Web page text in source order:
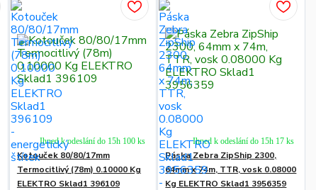
Kotouček 80/80/17mm
Termocitlivý (78m) 0.10000 Kg
ELEKTRO Sklad1 396109
Ihned k odeslání do 15h 100 ks
Páska Zebra ZipShip 2300,
64mm x 74m, TTR, vosk 0.08000
Kg ELEKTRO Sklad1 3956359
Ihned k odeslání do 15h 17 ks